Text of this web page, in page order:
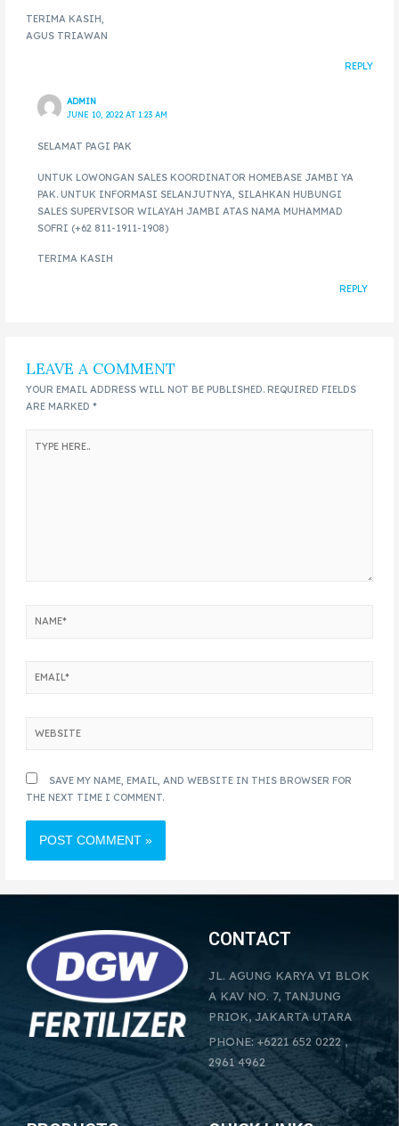
TERIMA KASIH,
AGUS TRIAWAN
REPLY
ADMIN
JUNE 10, 2022 AT 1:23 AM
SELAMAT PAGI PAK
UNTUK LOWONGAN SALES KOORDINATOR HOMEBASE JAMBI YA
PAK. UNTUK INFORMASI SELANJUTNYA, SILAHKAN HUBUNGI
SALES SUPERVISOR WILAYAH JAMBI ATAS NAMA MUHAMMAD
SOFRI (+62 811-1911-1908)
TERIMA KASIH
REPLY
LEAVE A COMMENT
YOUR EMAIL ADDRESS WILL NOT BE PUBLISHED. REQUIRED FIELDS
ARE MARKED*
SAVE MY NAME, EMAIL, AND WEBSITE IN THIS BROWSER FOR
THE NEXT TIME I COMMENT.
CONTACT
JL. AGUNG KARYA VI BLOK
A KAV NO. 7, TANJUNG
PRIOK, JAKARTA UTARA
PHONE: +6221 652 0222 ,
2961 4962